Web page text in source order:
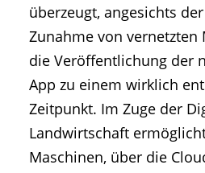
überzeugt, angesichts
Zunahme von vernetzten
die Veröffentlichung der
App zu einem wirklich
Zeitpunkt. Im Zuge der
Landwirtschaft
Maschinen, über die